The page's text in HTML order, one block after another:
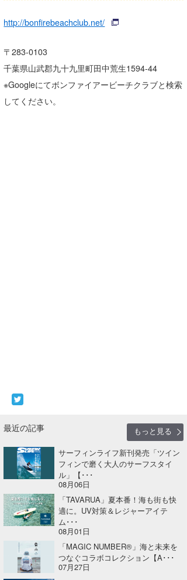
http://bonfirebeachclub.net/
〒283-0103
千葉県山武郡九十九里町田中荒生1594-44
※Googleにてボンファイアービーチクラブと検索
してください。
最近の記事
もっと見る
サーフィンライフ新刊発売「ツイン
フィンで磨く大人のサーフスタイ
ル」【･･･
08月06日
「TAVARUA」夏本番！海も街も快
適に。UV対策＆レジャーアイテ
ム･･･
08月01日
「MAGIC NUMBER®」海と未来を
つなぐコラボコレクション【A･･･
07月27日